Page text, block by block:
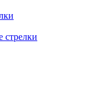
стрелки